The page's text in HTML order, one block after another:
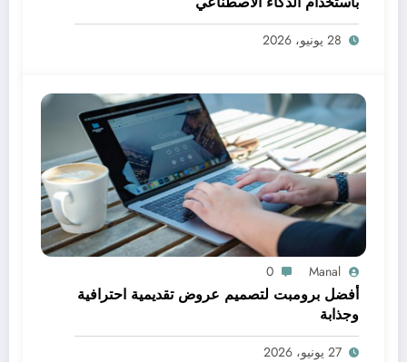
28 يونيو، 2026
Manal
0
أفضل برومبت لتصميم عروض تقديمية احترافية
وجذابة
27 يونيو، 2026